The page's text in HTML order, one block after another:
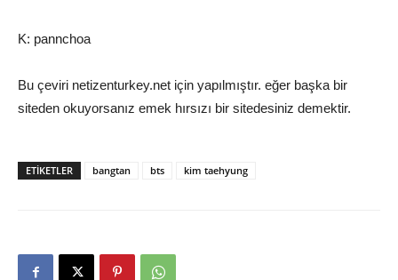
K: pannchoa
Bu çeviri netizenturkey.net için yapılmıştır. eğer başka bir
siteden okuyorsanız emek hırsızı bir sitedesiniz demektir.
ETIKETLER bangtan bts kim taehyung